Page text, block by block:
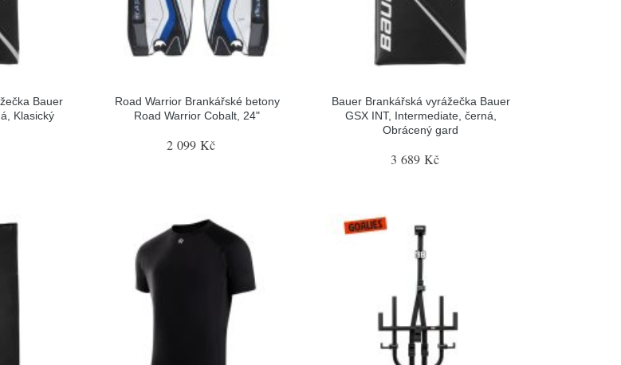
Bauer
Klasický
Road Warrior Brankářské betony
Road Warrior Cobalt, 24"
2 099 Kč
Bauer Brankářská vyrážečka Bauer
GSX INT, Intermediate, černá,
Obrácený gard
3 689 Kč